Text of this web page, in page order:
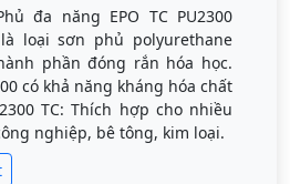
đa năng EPO TC PU2300
là loại sơn phủ polyurethane
phần đóng rắn hóa học.
có khả năng kháng hóa chất
TC: Thích hợp cho nhiều
nghiệp, bê tông, kim loại.